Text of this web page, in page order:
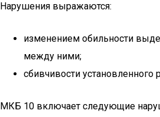
Нарушения выражаются:
изменением обильности
между ними;
сбивчивости установленного
МКБ 10 включает следующие